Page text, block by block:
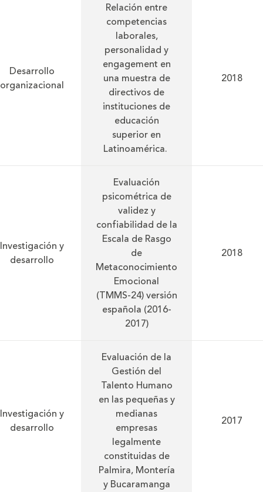
Desarrollo
organizacional
Relación entre
competencias
laborales,
personalidad y
engagement en
una muestra de
directivos de
instituciones de
educación
superior en
Latinoamérica.
2018
Investigación y
desarrollo
Evaluación
psicométrica de
validez y
confiabilidad de la
Escala de Rasgo
de
Metaconocimiento
Emocional
(TMMS-24) versión
española (2016-
2017)
2018
Investigación y
desarrollo
Evaluación de la
Gestión del
Talento Humano
en las pequeñas y
medianas
empresas
legalmente
constituidas de
Palmira, Montería
y Bucaramanga
2017